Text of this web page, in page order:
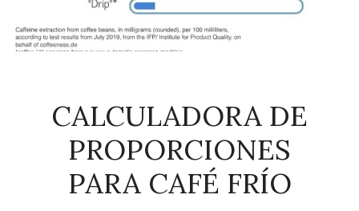
CALCULADORA DE
PROPORCIONES
PARA CAFÉ FRÍO